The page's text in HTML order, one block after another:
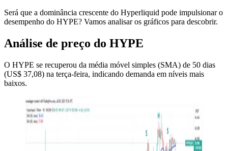
Será que a dominância crescente do Hyperliquid pode impulsionar o
desempenho do HYPE? Vamos analisar os gráficos para descobrir.
Análise de preço do HYPE
O HYPE se recuperou da média móvel simples (SMA) de 50 dias
(US$ 37,08) na terça-feira, indicando demanda em níveis mais
baixos.